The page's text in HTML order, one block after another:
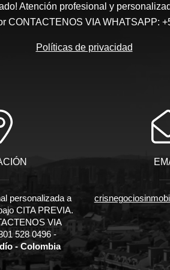
Atención profesional y
CONTACTENOS VIA WHATSAPP:
Políticas de privacidad
personalizada a
CITA PREVIA.
VIA
528 0496 -
- Colombia